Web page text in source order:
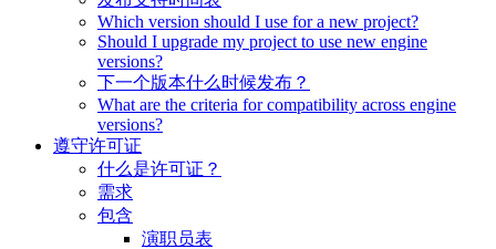
Which version should I use for a new project?
Should I upgrade my project to use new engine
versions?
下一个版本什么时候发布？
What are the criteria for compatibility across engine
versions?
遵守许可证
什么是许可证？
需求
包含
演职员表